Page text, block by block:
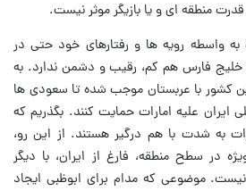
منطقه ای و یا بازیگر موثر نیست.
به واسطه رویه ها و رفتارهای خود حتی در
خلیج فارس هم کم، رقیب و دشمن ندارد. به
کشور با عربستان موجب شده تا سعودی ها
ایران علیه امارات حمایت کنند. بگذریم که
به شدت با هم درگیر هستند. از این رو،
در سطح منطقه، فارغ از ایران، با دیگر
موضوعی که مدام برای ابوظبی ایجاد